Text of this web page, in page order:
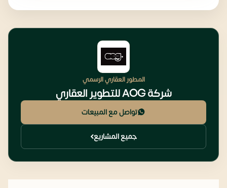
المطور العقاري الرسمي
شركة AOG للتطوير العقاري
تواصل مع المبيعات
جميع المشاريع